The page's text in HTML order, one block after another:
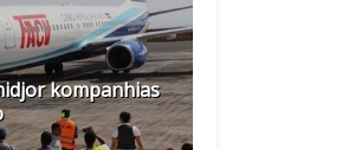
kompanhias